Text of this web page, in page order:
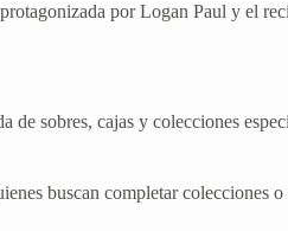
por Logan Paul y el
sobres, cajas y colecciones
buscan completar colecciones